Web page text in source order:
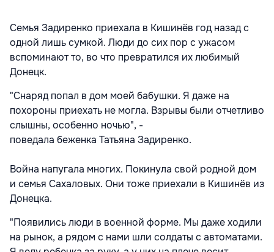
Семья Задиренко приехала в Кишинёв год назад с
одной лишь сумкой. Люди до сих пор с ужасом
вспоминают то, во что превратился их любимый
Донецк.
"Снаряд попал в дом моей бабушки. Я даже на
похороны приехать не могла. Взрывы были отчетливо
слышны, особенно ночью", -
поведала беженка Татьяна Задиренко.
Война напугала многих. Покинула свой родной дом
и семья Сахаловых. Они тоже приехали в Кишинёв из
Донецка.
"Появились люди в военной форме. Мы даже ходили
на рынок, а рядом с нами шли солдаты с автоматами.